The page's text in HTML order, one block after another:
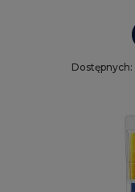
Dostępnych: